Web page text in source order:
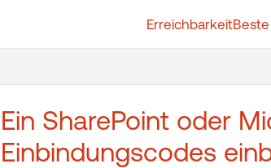
Erreichbarkeit
Ein SharePoint oder
Einbindungscodes